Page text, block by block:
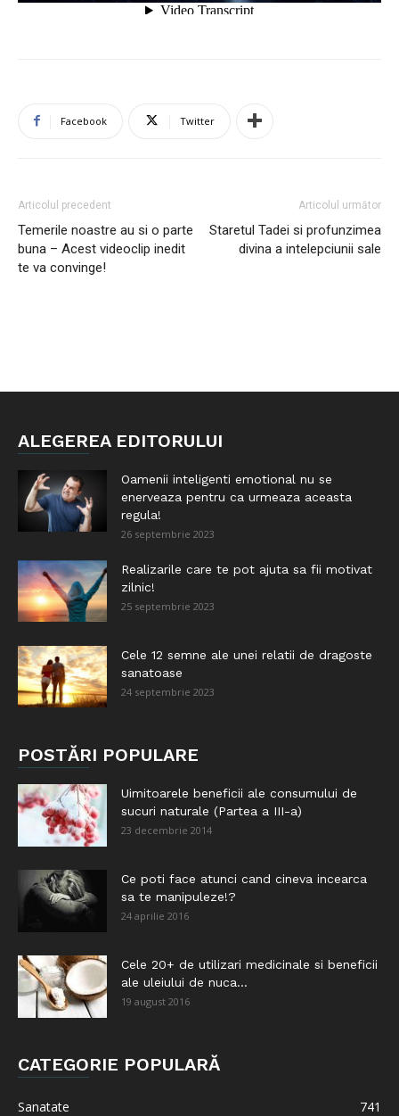
Facebook Twitter
Articolul precedent
Temerile noastre au si o parte
buna – Acest videoclip inedit
te va convinge!
Articolul următor
Staretul Tadei si profunzimea
divina a intelepciunii sale
ALEGEREA EDITORULUI
Oamenii inteligenti emotional nu se
enerveaza pentru ca urmeaza aceasta
regula!
26 septembrie 2023
Realizarile care te pot ajuta sa fii motivat
zilnic!
25 septembrie 2023
Cele 12 semne ale unei relatii de dragoste
sanatoase
24 septembrie 2023
POSTĂRI POPULARE
Uimitoarele beneficii ale consumului de
sucuri naturale (Partea a III-a)
23 decembrie 2014
Ce poti face atunci cand cineva incearca
sa te manipuleze!?
24 aprilie 2016
Cele 20+ de utilizari medicinale si beneficii
ale uleiului de nuca...
19 august 2016
CATEGORIE POPULARĂ
Sanatate
741